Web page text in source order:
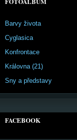
Barvy života
Cyglasica
Konfrontace
Královna (21)
Sny a představy
FACEBOOK